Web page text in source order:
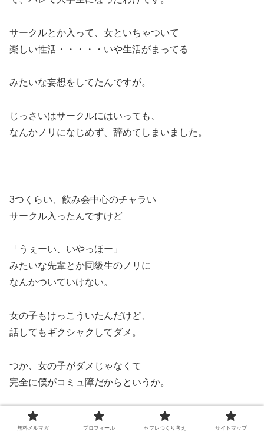
サークルとか入って、女といちゃついて
楽しい性活・・・・・いや生活がまってる
みたいな妄想をしてたんですが。
じっさいはサークルにはいっても、
なんかノリになじめず、辞めてしまいました。
3つくらい、飲み会中心のチャラい
サークル入ったんですけど
「うぇーい、いやっほー」
みたいな先輩とか同級生のノリに
なんかついていけない。
女の子もけっこういたんだけど、
話してもギクシャクしてダメ。
つか、女の子がダメじゃなくて
完全に僕がコミュ障だからというか。
まあ、なんか4月にサークル入って
夏の8月くらいには行かなくなってました。
無料メルマガ プロフィール セフレつくり考え サイトマップ